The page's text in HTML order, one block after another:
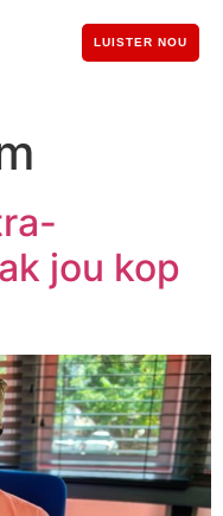
LUISTER NOU
jou kop